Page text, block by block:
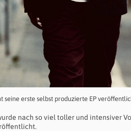
seine erste selbst produzierte EP
nach so viel toller und intensiver